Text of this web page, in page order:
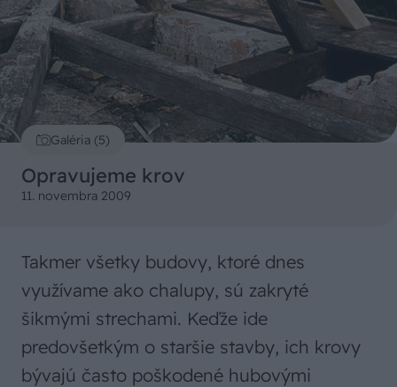
Galéria (5)
Opravujeme krov
11. novembra 2009
Takmer všetky budovy, ktoré dnes
využívame ako chalupy, sú zakryté
šikmými strechami. Keďže ide
predovšetkým o staršie stavby, ich krovy
bývajú často poškodené hubovými